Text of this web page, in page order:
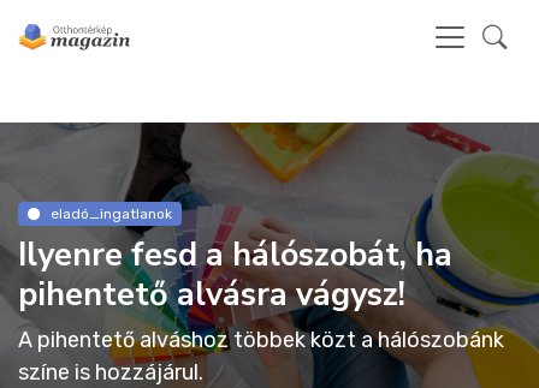
eladó_ingatlanok
Ilyenre fesd a hálószobát, ha
pihentető alvásra vágysz!
A pihentető alváshoz többek közt a hálószobánk
színe is hozzájárul.